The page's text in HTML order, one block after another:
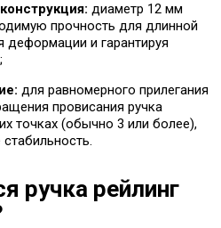
диаметр 12 мм
прочность для длинной
деформации и гарантируя
для равномерного прилегания
провисания ручка
точках (обычно 3 или более),
ручка рейлинг